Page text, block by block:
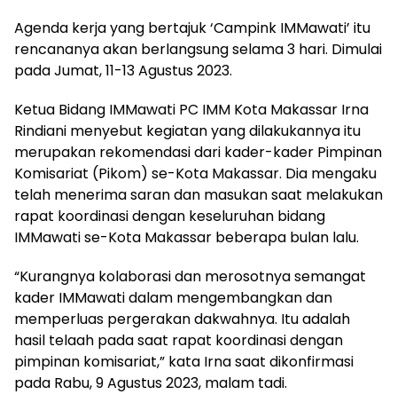
Agenda kerja yang bertajuk ‘Campink IMMawati’ itu
rencananya akan berlangsung selama 3 hari. Dimulai
pada Jumat, 11-13 Agustus 2023.
Ketua Bidang IMMawati PC IMM Kota Makassar Irna
Rindiani menyebut kegiatan yang dilakukannya itu
merupakan rekomendasi dari kader-kader Pimpinan
Komisariat (Pikom) se-Kota Makassar. Dia mengaku
telah menerima saran dan masukan saat melakukan
rapat koordinasi dengan keseluruhan bidang
IMMawati se-Kota Makassar beberapa bulan lalu.
“Kurangnya kolaborasi dan merosotnya semangat
kader IMMawati dalam mengembangkan dan
memperluas pergerakan dakwahnya. Itu adalah
hasil telaah pada saat rapat koordinasi dengan
pimpinan komisariat,” kata Irna saat dikonfirmasi
pada Rabu, 9 Agustus 2023, malam tadi.